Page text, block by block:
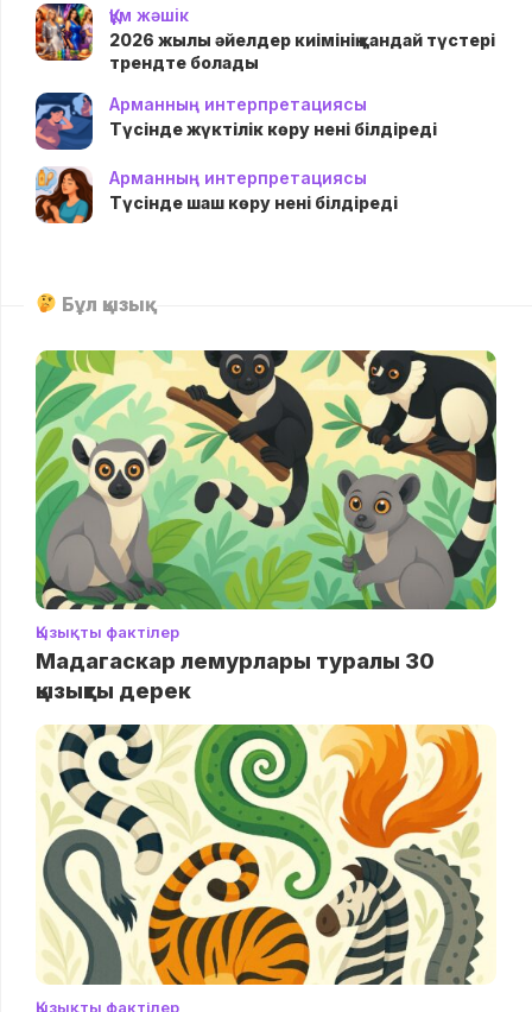
Құм жәшік
2026 жылы әйелдер киімінің қандай түстері
трендте болады
Арманның интерпретациясы
Түсінде жүктілік көру нені білдіреді
Арманның интерпретациясы
Түсінде шаш көру нені білдіреді
Бұл қызық
Қызықты фактілер
Мадагаскар лемурлары туралы 30
қызықты дерек
Қызықты фактілер